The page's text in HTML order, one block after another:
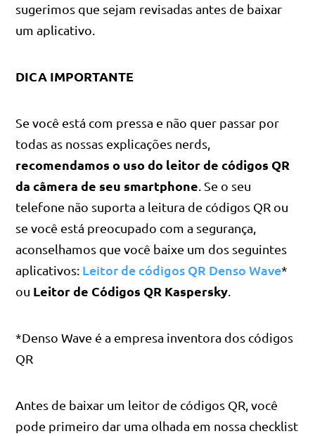
sugerimos que sejam revisadas antes de baixar
um aplicativo.
DICA IMPORTANTE
Se você está com pressa e não quer passar por
todas as nossas explicações nerds,
recomendamos o uso do leitor de códigos QR
da câmera de seu smartphone . Se o seu
telefone não suporta a leitura de códigos QR ou
se você está preocupado com a segurança,
aconselhamos que você baixe um dos seguintes
aplicativos: Leitor de códigos QR Denso Wave*
ou Leitor de Códigos QR Kaspersky
*Denso Wave é a empresa inventora dos códigos
QR
Antes de baixar um leitor de códigos QR, você
pode primeiro dar uma olhada em nossa checklist